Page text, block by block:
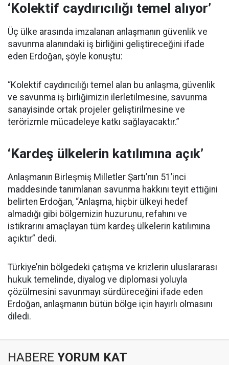
‘Kolektif caydırıcılığı temel alıyor’
Üç ülke arasında imzalanan anlaşmanın güvenlik ve
savunma alanındaki iş birliğini geliştireceğini ifade
eden Erdoğan, şöyle konuştu:
“Kolektif caydırıcılığı temel alan bu anlaşma, güvenlik
ve savunma iş birliğimizin ilerletilmesine, savunma
sanayisinde ortak projeler geliştirilmesine ve
terörizmle mücadeleye katkı sağlayacaktır.”
‘Kardeş ülkelerin katılımına açık’
Anlaşmanın Birleşmiş Milletler Şartı’nın 51’inci
maddesinde tanımlanan savunma hakkını teyit ettiğini
belirten Erdoğan, “Anlaşma, hiçbir ülkeyi hedef
almadığı gibi bölgemizin huzurunu, refahını ve
istikrarını amaçlayan tüm kardeş ülkelerin katılımına
açıktır” dedi.
Türkiye’nin bölgedeki çatışma ve krizlerin uluslararası
hukuk temelinde, diyalog ve diplomasi yoluyla
çözülmesini savunmayı sürdüreceğini ifade eden
Erdoğan, anlaşmanın bütün bölge için hayırlı olmasını
diledi.
HABERE YORUM KAT